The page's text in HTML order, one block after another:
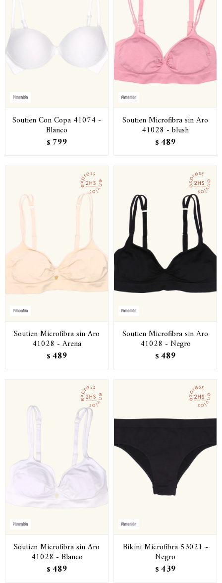
Soutien Con Copa 41074 -
Blanco
$ 799
Soutien Microfibra sin Aro
41028 - blush
$ 489
Soutien Microfibra sin Aro
41028 - Arena
$ 489
Soutien Microfibra sin Aro
41028 - Negro
$ 489
Soutien Microfibra sin Aro
41028 - Blanco
$ 489
Bikini Microfibra 53021 -
Negro
$ 439